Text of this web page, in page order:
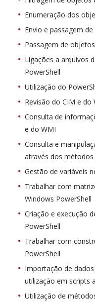
Enumeração dos
Envio e passagem
Passagem de
Ligações a arquivos
PowerShell
Utilização do
Revisão do CIM e do
Consulta de
e do WMI
Consulta e
através dos métodos
Gestão de variáveis
Trabalhar com
Windows PowerShell
Criação e execução
PowerShell
Trabalhar com
PowerShell
Importação de
utilização em scripts
Utilização de